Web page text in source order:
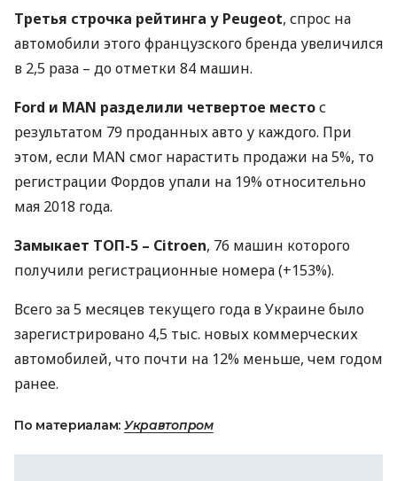
Третья строчка рейтинга у Peugeot, спрос на
автомобили этого французского бренда увеличился
в 2,5 раза – до отметки 84 машин.
Ford и MAN разделили четвертое местос
результатом 79 проданных авто у каждого. При
этом, если MAN смог нарастить продажи на 5%, то
регистрации Фордов упали на 19% относительно
мая 2018 года.
Замыкает ТОП-5 – Citroen, 76 машин которого
получили регистрационные номера (+153%).
Всего за 5 месяцев текущего года в Украине было
зарегистрировано 4,5 тыс. новых коммерческих
автомобилей, что почти на 12% меньше, чем годом
ранее.
По материалам: Укравтопром